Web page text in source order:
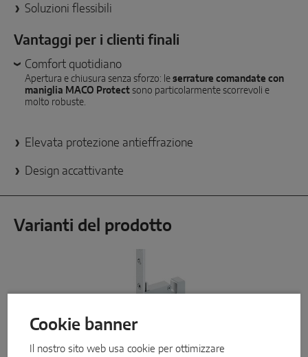
Servizi digitali
Servizi normativi
Servizi di prodotto
Soluzioni flessibili
Vantaggi per i clienti finali
Comfort quotidiano
Apertura e chiusura senza sforzo: le serrature comandate con
maniglia MACO Protect sono particolarmente scorrevoli e
molto robuste.
Elevata protezione antieffrazione
Design accattivante
Varianti del prodotto
Cookie banner
Il nostro sito web usa cookie per ottimizzare